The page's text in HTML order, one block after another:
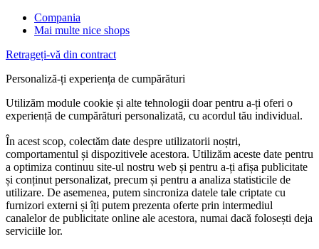
Compania
Mai multe nice shops
Retrageți-vă din contract
Personaliză-ți experiența de cumpărături
Utilizăm module cookie și alte tehnologii doar pentru a-ți oferi o
experiență de cumpărături personalizată, cu acordul tău individual.
În acest scop, colectăm date despre utilizatorii noștri,
comportamentul și dispozitivele acestora. Utilizăm aceste date pentru
a optimiza continuu site-ul nostru web și pentru a-ți afișa publicitate
și conținut personalizat, precum și pentru a analiza statisticile de
utilizare. De asemenea, putem sincroniza datele tale criptate cu
furnizori externi și îți putem prezenta oferte prin intermediul
canalelor de publicitate online ale acestora, numai dacă folosești deja
serviciile lor.